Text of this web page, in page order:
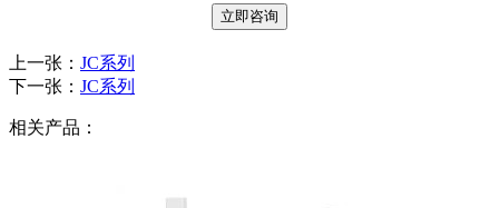
立即咨询
上一张： JC系列
下一张： JC系列
相关产品：